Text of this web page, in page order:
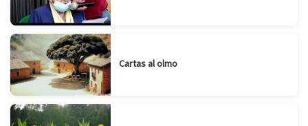
Cartas al olmo